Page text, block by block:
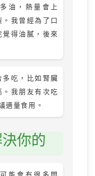
油，熱量會上
我曾經為了口
得油膩，後來
吃，比如腎臟
我朋友有次吃
適量食用。
你的